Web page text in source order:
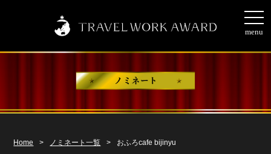
menu
Home > ノミネート一覧 > おふろcafe bijinyu